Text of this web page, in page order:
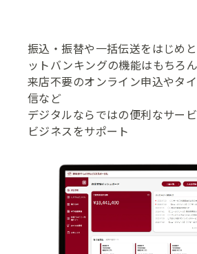
M&A（売り：企業譲渡など）のご
M&A（買い：企業買収など）のご
中小M&Aガイドラインの遵守につ
振込・振替や一括伝送をはじめ
ットバンキングの機能はもちろん
来店不要のオンライン申込やタ
信など
デジタルならではの便利なサー
ビジネスをサポート